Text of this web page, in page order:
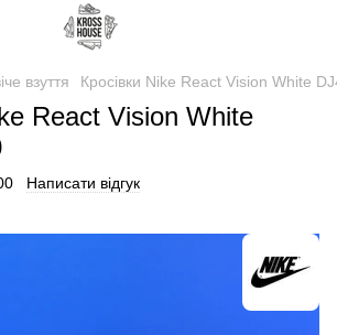
взуття Кросівки Nike React Vision White
React Vision White
Написати відгук